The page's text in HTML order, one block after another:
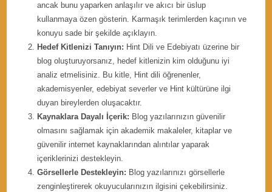
ancak bunu yaparken anlaşılır ve akıcı bir üslup
kullanmaya özen gösterin. Karmaşık terimlerden kaçının ve
konuyu sade bir şekilde açıklayın.
Hedef Kitlenizi Tanıyın: Hint Dili ve Edebiyatı üzerine bir
blog oluşturuyorsanız, hedef kitlenizin kim olduğunu iyi
analiz etmelisiniz. Bu kitle, Hint dili öğrenenler,
akademisyenler, edebiyat severler ve Hint kültürüne ilgi
duyan bireylerden oluşacaktır.
Kaynaklara Dayalı İçerik: Blog yazılarınızın güvenilir
olmasını sağlamak için akademik makaleler, kitaplar ve
güvenilir internet kaynaklarından alıntılar yaparak
içeriklerinizi destekleyin.
Görsellerle Destekleyin: Blog yazılarınızı görsellerle
zenginleştirerek okuyucularınızın ilgisini çekebilirsiniz.